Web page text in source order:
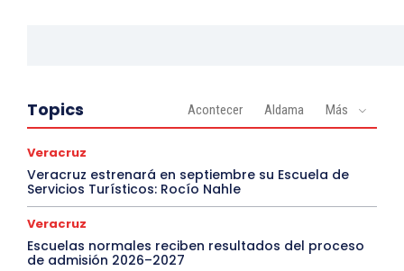
Topics Acontecer Aldama Más
Veracruz
Veracruz estrenará en septiembre su Escuela de
Servicios Turísticos: Rocío Nahle
Veracruz
Escuelas normales reciben resultados del proceso
de admisión 2026–2027